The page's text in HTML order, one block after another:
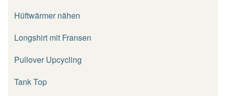
Hüftwärmer nähen
Longshirt mit Fransen
Pullover Upcycling
Tank Top